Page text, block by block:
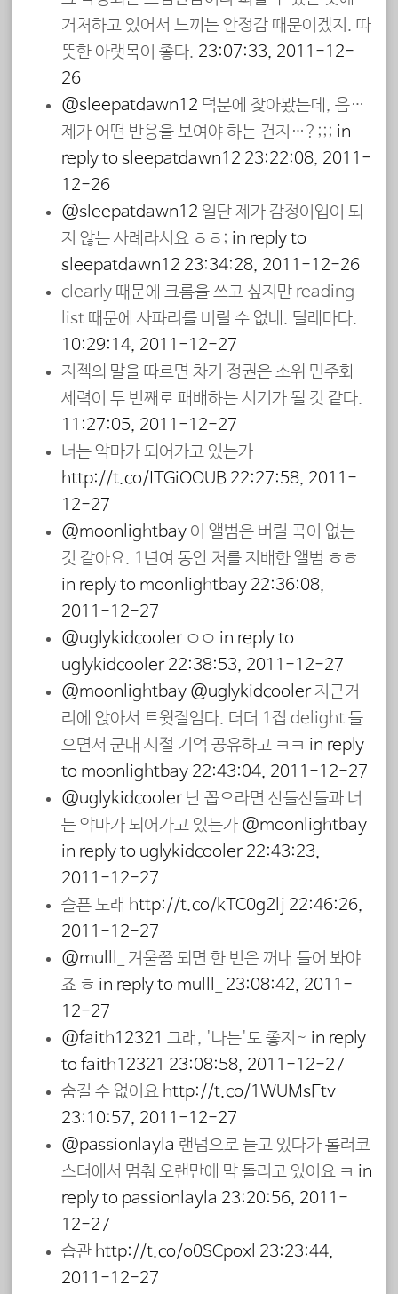
거처하고 있어서 느끼는 안정감 때문이겠지. 따
뜻한 아랫목이 좋다. 23:07:33, 2011-12-
26
@sleepatdawn12 덕분에 찾아봤는데, 음…
제가 어떤 반응을 보여야 하는 건지…?;;; in
reply to sleepatdawn12 23:22:08, 2011-
12-26
@sleepatdawn12 일단 제가 감정이입이 되
지 않는 사례라서요 ㅎㅎ; in reply to
sleepatdawn12 23:34:28, 2011-12-26
clearly 때문에 크롬을 쓰고 싶지만 reading
list 때문에 사파리를 버릴 수 없네. 딜레마다.
10:29:14, 2011-12-27
지젝의 말을 따르면 차기 정권은 소위 민주화
세력이 두 번째로 패배하는 시기가 될 것 같다.
11:27:05, 2011-12-27
너는 악마가 되어가고 있는가
http://t.co/ITGiOOUB 22:27:58, 2011-
12-27
@moonlightbay 이 앨범은 버릴 곡이 없는
것 같아요. 1년여 동안 저를 지배한 앨범 ㅎㅎ
in reply to moonlightbay 22:36:08,
2011-12-27
@uglykidcoolerㅇㅇ in reply to
uglykidcooler 22:38:53, 2011-12-27
@moonlightbay @uglykidcooler지근거
리에 앉아서 트윗질임다. 더더 1집 delight 들
으면서 군대 시절 기억 공유하고 ㅋㅋ in reply
to moonlightbay 22:43:04, 2011-12-27
@uglykidcooler난 꼽으라면 산들산들과 너
는 악마가 되어가고 있는가 @moonlightbay
in reply to uglykidcooler 22:43:23,
2011-12-27
슬픈 노래 http://t.co/kTC0g2lj 22:46:26,
2011-12-27
@mulll_
겨울쯤 되면 한 번은 꺼내 들어 봐야
죠 ㅎ in reply to mulll_
23:08:42, 2011-
12-27
@faith12321 그래, '나는'도 좋지~ in reply
to faith12321 23:08:58, 2011-12-27
숨길 수 없어요 http://t.co/1WUMsEtv
23:10:57, 2011-12-27
@passionlayla 랜덤으로 듣고 있다가 롤러코
스터에서 멈춰 오랜만에 막 돌리고 있어요 ㅋ in
reply to passionlayla 23:20:56, 2011-
12-27
습관 http://t.co/o0SCpoxl 23:23:44,
2011-12-27